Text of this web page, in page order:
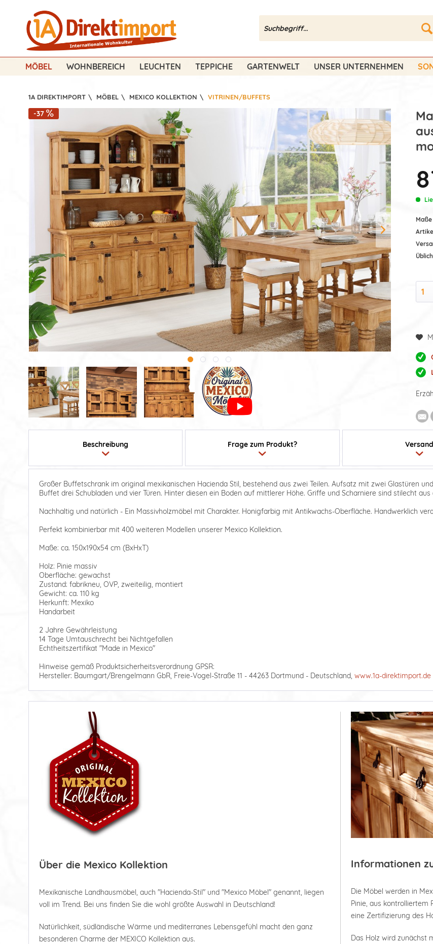
MÖBEL WOHNBEREICH LEUCHTEN TEPPICHE GARTENWELT UNSER UNTERNEHMEN
1A DIREKTIMPORT \ MÖBEL \ MEXICO KOLLEKTION \ VITRINEN/BUFFETS
-37
Maße
Beschreibung Frage zum Produkt? Versand
Großer Buffetschrank im original mexikanischen Hacienda Stil, bestehend aus zwei Teilen. Aufsatz mit zwei Glastüren
Buffet drei Schubladen und vier Türen. Hinter diesen ein Boden auf mittlerer Höhe. Griffe und Scharniere sind stilecht
Nachhaltig und natürlich - Ein Massivholzmöbel mit Charakter. Honigfarbig mit Antikwachs-Oberfläche. Handwerklich
Perfekt kombinierbar mit 400 weiteren Modellen unserer Mexico Kollektion.
Maße: ca. 150x190x54 cm (BxHxT)
Holz: Pinie massiv
Oberfläche: gewachst
Zustand: fabrikneu, OVP, zweiteilig, montiert
Gewicht: ca. 110 kg
Herkunft: Mexiko
Handarbeit
2 Jahre Gewährleistung
14 Tage Umtauschrecht bei Nichtgefallen
Echtheitszertifikat "Made in Mexico"
Hinweise gemäß Produktsicherheitsverordnung GPSR:
Hersteller: Baumgart/Brengelmann GbR, Freie-Vogel-Straße 11 - 44263 Dortmund - Deutschland, www.1a-direktimport.de
Über die Mexico Kollektion
Mexikanische Landhausmöbel, auch "Hacienda-Stil" und "Mexico Möbel" genannt, liegen
voll im Trend. Bei uns finden Sie die wohl größte Auswahl in Deutschland!
Natürlichkeit, südländische Wärme und mediterranes Lebensgefühl macht den ganz
besonderen Charme der MEXICO Kollektion aus.
Informationen
Die Möbel werden in
Pinie, aus kontrolliertem
eine Zertifizierung des
Das Holz wird zunächst